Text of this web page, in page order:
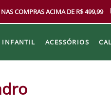
COMPRAS ACIMA DE R$ 499,99
INFANTIL ACESSÓRIOS